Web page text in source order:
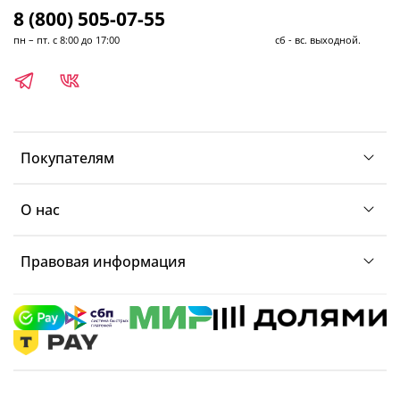
Покупателям
О нас
Правовая информация
8 (800) 505-07-55
пн – пт. с 8:00 до 17:00 сб - вс. выходной.